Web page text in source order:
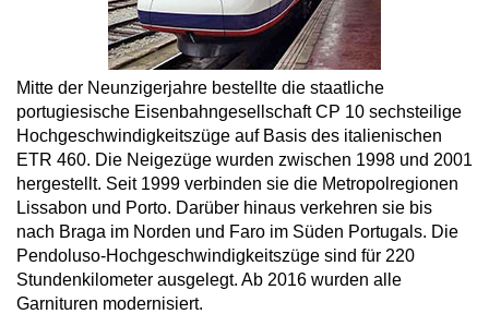
Mitte der Neunzigerjahre bestellte die staatliche
portugiesische Eisenbahngesellschaft CP 10 sechsteilige
Hochgeschwindigkeitszüge auf Basis des italienischen
ETR 460. Die Neigezüge wurden zwischen 1998 und 2001
hergestellt. Seit 1999 verbinden sie die Metropolregionen
Lissabon und Porto. Darüber hinaus verkehren sie bis
nach Braga im Norden und Faro im Süden Portugals. Die
Pendoluso-Hochgeschwindigkeitszüge sind für 220
Stundenkilometer ausgelegt. Ab 2016 wurden alle
Garnituren modernisiert.